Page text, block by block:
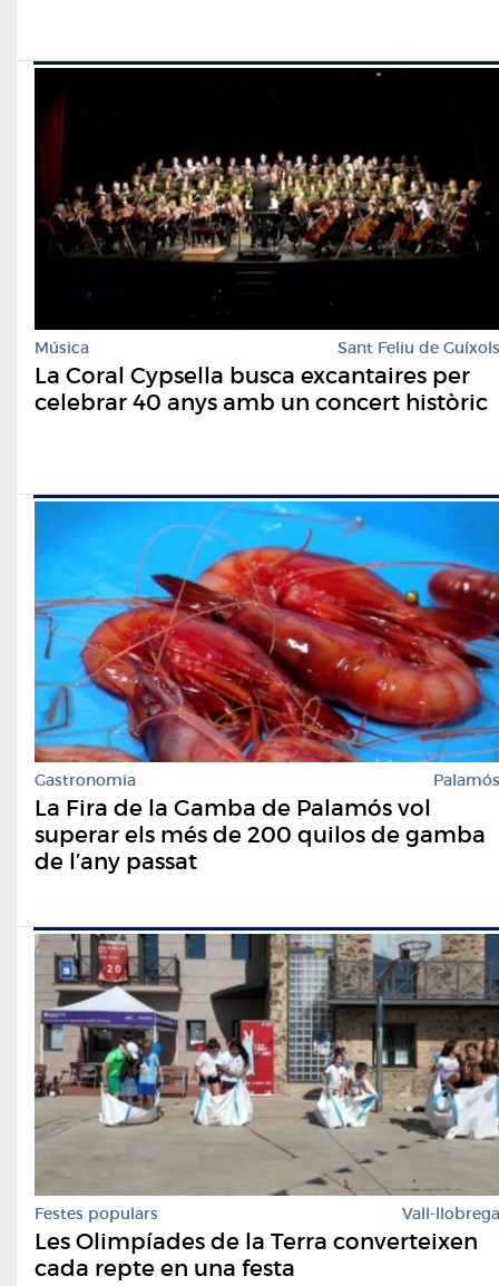
Música Sant Feliu de Guíxols
La Coral Cypsella busca excantaires per
celebrar 40 anys amb un concert històric
Gastronomia Palamós
La Fira de la Gamba de Palamós vol
superar els més de 200 quilos de gamba
de l’any passat
Festes populars Vall-llobrega
Les Olimpíades de la Terra converteixen
cada repte en una festa